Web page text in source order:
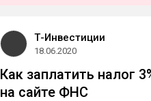
Т-Инвестиции
18.06.2020
Как заплатить налог
на сайте ФНС